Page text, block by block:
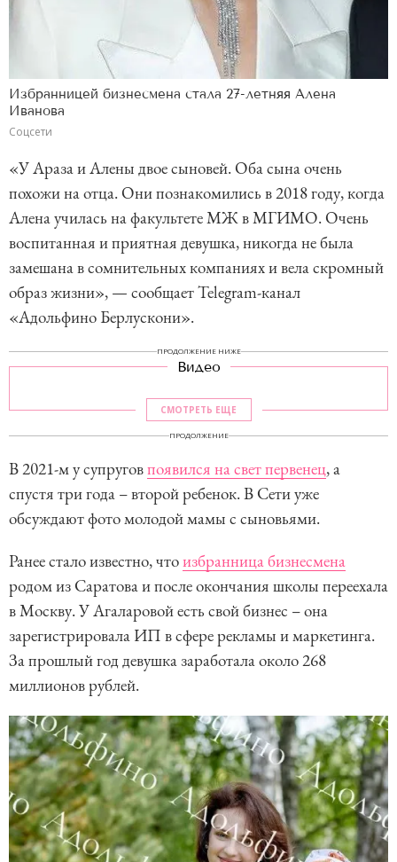
Избранницей бизнесмена стала 27-летняя Алена
Иванова
Соцсети
«У Араза и Алены двое сыновей. Оба сына очень
похожи на отца. Они познакомились в 2018 году, когда
Алена училась на факультете МЖ в МГИМО. Очень
воспитанная и приятная девушка, никогда не была
замешана в сомнительных компаниях и вела скромный
образ жизни», — сообщает Telegram-канал
«Адольфино Берлускони».
ПРОДОЛЖЕНИЕ НИЖЕ
Видео
СМОТРЕТЬ ЕЩЕ
ПРОДОЛЖЕНИЕ
В 2021-м у супруговпоявился на свет первенец, а
спустя три года – второй ребенок. В Сети уже
обсуждают фото молодой мамы с сыновьями.
Ранее стало известно, чтоизбранница бизнесмена
родом из Саратова и после окончания школы переехала
в Москву. У Агаларовой есть свой бизнес – она
зарегистрировала ИП в сфере рекламы и маркетинга.
За прошлый год девушка заработала около 268
миллионов рублей.